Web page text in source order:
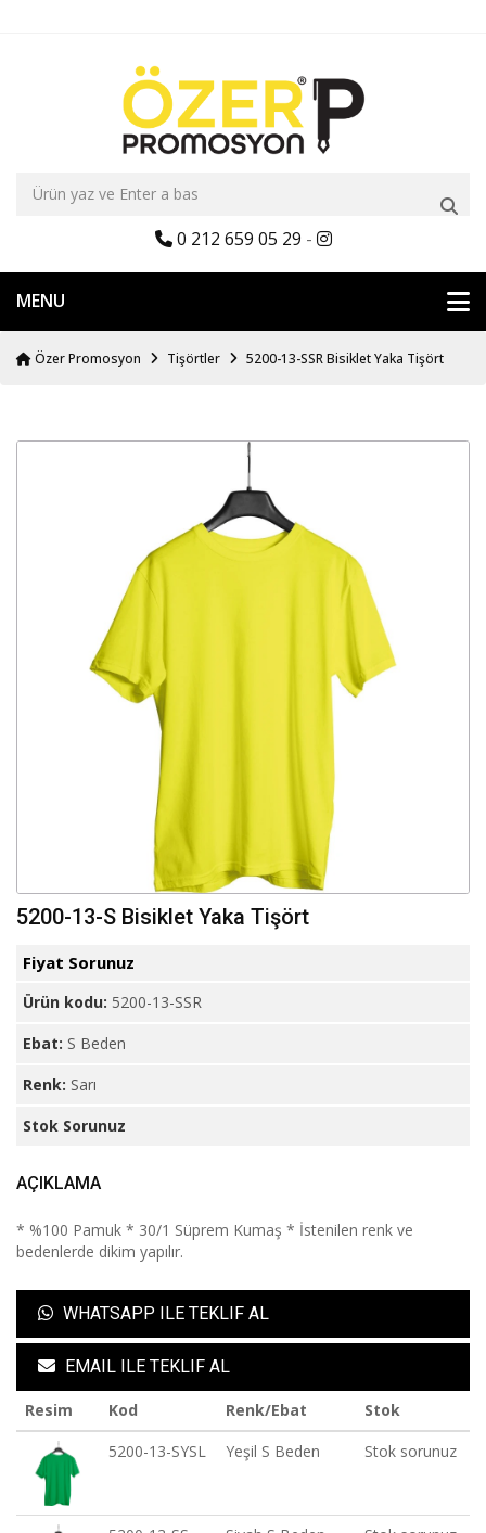
0 212 659 05 29 -
MENU
Özer Promosyon Tişörtler 5200-13-SSR Bisiklet Yaka Tişört
5200-13-S Bisiklet Yaka Tişört
Fiyat Sorunuz
Ürün kodu: 5200-13-SSR
Ebat: S Beden
Renk: Sarı
Stok Sorunuz
AÇIKLAMA
* %100 Pamuk * 30/1 Süprem Kumaş * İstenilen renk ve
bedenlerde dikim yapılır.
WHATSAPP ILE TEKLIF AL
EMAIL ILE TEKLIF AL
Resim Kod Renk/Ebat
Stok
5200-13-SYSL
Yeşil S Beden Stok sorunuz